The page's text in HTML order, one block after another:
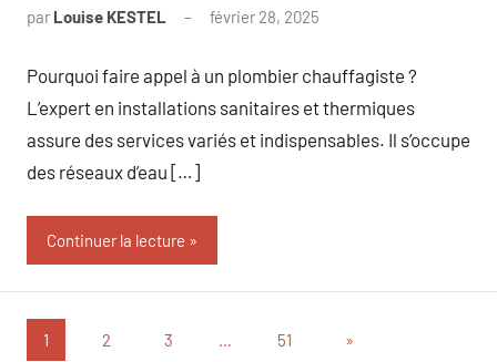
par Louise KESTEL février 28, 2025
Pourquoi faire appel à un plombier chauffagiste ?
L’expert en installations sanitaires et thermiques
assure des services variés et indispensables. Il s’occupe
des réseaux d’eau […]
Continuer la lecture
Pagination
1 2 3 … 51
Articles
»